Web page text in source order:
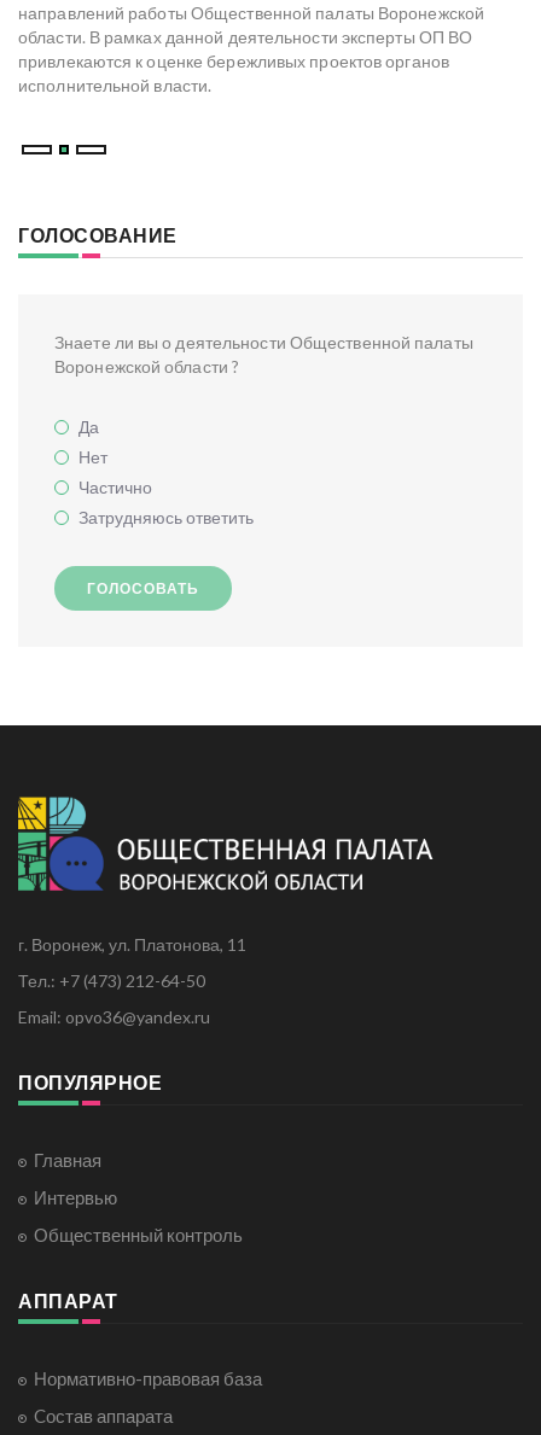
направлений работы Общественной палаты Воронежской
области. В рамках данной деятельности эксперты ОП ВО
привлекаются к оценке бережливых проектов органов
исполнительной власти.
ГОЛОСОВАНИЕ
Знаете ли вы о деятельности Общественной палаты
Воронежской области ?
Да
Нет
Частично
Затрудняюсь ответить
ГОЛОСОВАТЬ
г. Воронеж, ул. Платонова, 11
Тел.: +7 (473) 212-64-50
Email: opvo36@yandex.ru
ПОПУЛЯРНОЕ
Главная
Интервью
Общественный контроль
АППАРАТ
Нормативно-правовая база
Cостав аппарата